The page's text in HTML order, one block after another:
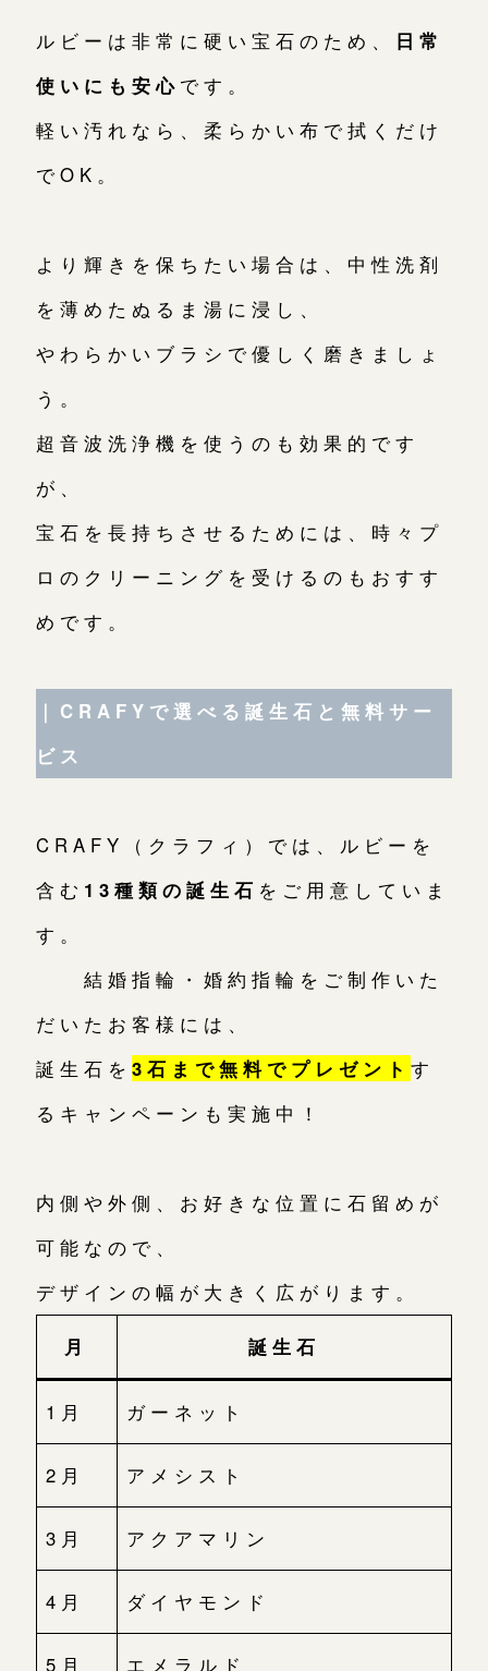
ルビーは非常に硬い宝石のため、 日常
使いにも安心 です。
軽い汚れなら、柔らかい布で拭くだけ
でOK。
より輝きを保ちたい場合は、中性洗剤
を薄めたぬるま湯に浸し、
やわらかいブラシで優しく磨きましょ
う。
超音波洗浄機を使うのも効果的です
が、
宝石を長持ちさせるためには、時々プ
ロのクリーニングを受けるのもおすす
めです。
｜CRAFYで選べる誕生石と無料サー
ビス
CRAFY（クラフィ）では、ルビーを
含む 13種類の誕生石 をご用意していま
す。
結婚指輪・婚約指輪をご制作いた
だいたお客様には、
誕生石を 3石まで無料でプレゼントす
るキャンペーンも実施中！
内側や外側、お好きな位置に石留めが
可能なので、
デザインの幅が大きく広がります。
月 誕生石
1月 ガーネット
2月 アメシスト
3月 アクアマリン
4月 ダイヤモンド
5月 エメラルド